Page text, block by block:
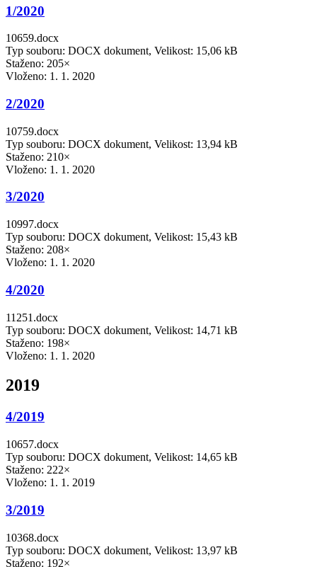
1/2020
10659.docx
Typ souboru: DOCX dokument, Velikost: 15,06 kB
Staženo: 205×
Vloženo: 1. 1. 2020
2/2020
10759.docx
Typ souboru: DOCX dokument, Velikost: 13,94 kB
Staženo: 210×
Vloženo: 1. 1. 2020
3/2020
10997.docx
Typ souboru: DOCX dokument, Velikost: 15,43 kB
Staženo: 208×
Vloženo: 1. 1. 2020
4/2020
11251.docx
Typ souboru: DOCX dokument, Velikost: 14,71 kB
Staženo: 198×
Vloženo: 1. 1. 2020
2019
4/2019
10657.docx
Typ souboru: DOCX dokument, Velikost: 14,65 kB
Staženo: 222×
Vloženo: 1. 1. 2019
3/2019
10368.docx
Typ souboru: DOCX dokument, Velikost: 13,97 kB
Staženo: 192×